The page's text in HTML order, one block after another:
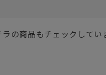
の商品もチェックしてい